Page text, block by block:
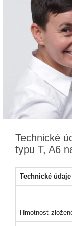
Technické
typu T, A6
Technické údaje
Hmotnosť